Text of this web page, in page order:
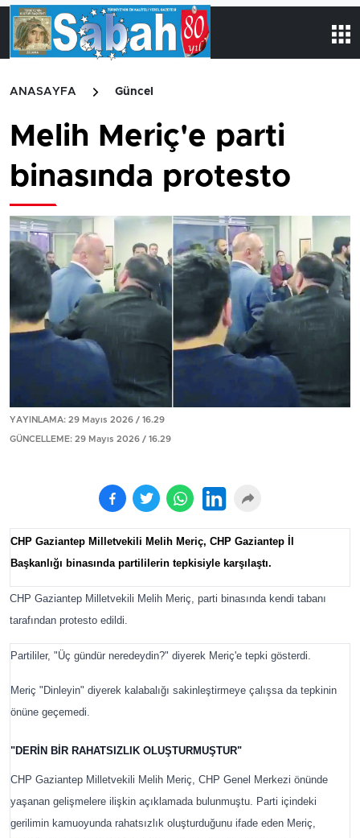
ANASAYFA Güncel
Melih Meriç'e parti
binasında protesto
YAYINLAMA: 29 Mayıs 2026 / 16.29
GÜNCELLEME: 29 Mayıs 2026 / 16.29
CHP Gaziantep Milletvekili Melih Meriç, CHP Gaziantep İl
Başkanlığı binasında partililerin tepkisiyle karşılaştı.
CHP Gaziantep Milletvekili Melih Meriç, parti binasında kendi tabanı
tarafından protesto edildi.
Partililer, "Üç gündür neredeydin?" diyerek Meriç'e tepki gösterdi.
Meriç "Dinleyin" diyerek kalabalığı sakinleştirmeye çalışsa da tepkinin
önüne geçemedi.
"DERİN BİR RAHATSIZLIK OLUŞTURMUŞTUR"
CHP Gaziantep Milletvekili Melih Meriç, CHP Genel Merkezi önünde
yaşanan gelişmelere ilişkin açıklamada bulunmuştu. Parti içindeki
gerilimin kamuoyunda rahatsızlık oluşturduğunu ifade eden Meriç,